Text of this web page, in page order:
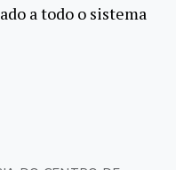
a todo o sistema